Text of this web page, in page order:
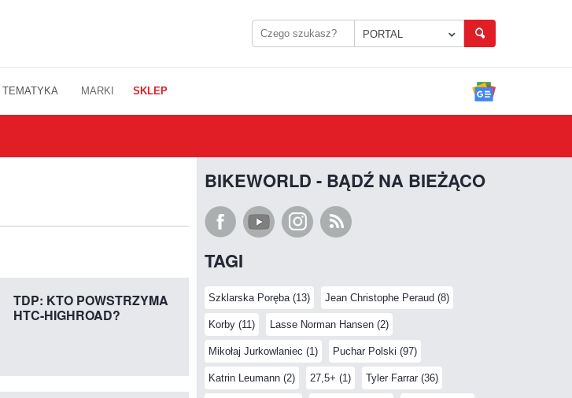
PORTAL
TEMATYKA MARKI SKLEP
TDP: KTO POWSTRZYMA
HTC-HIGHROAD?
BIKEWORLD - BĄDŹ NA BIEŻĄCO
TAGI
Szklarska Poręba (13) Jean Christophe Peraud (8)
Korby (11) Lasse Norman Hansen (2)
Mikołaj Jurkowlaniec (1) Puchar Polski (97)
Katrin Leumann (2) 27,5+ (1) Tyler Farrar (36)